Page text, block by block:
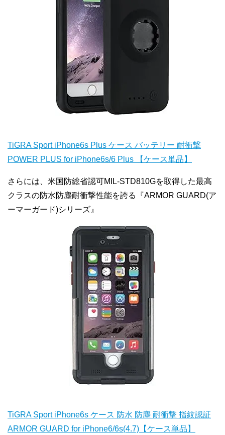
TiGRA Sport iPhone6s Plus ケース バッテリー 耐衝撃
POWER PLUS for iPhone6s/6 Plus 【ケース単品】
さらには、米国防総省認可MIL-STD810Gを取得した最高
クラスの防水防塵耐衝撃性能を誇る『ARMOR GUARD(ア
ーマーガード)シリーズ』
TiGRA Sport iPhone6s ケース 防水 防塵 耐衝撃 指紋認証
ARMOR GUARD for iPhone6/6s(4.7)【ケース単品】